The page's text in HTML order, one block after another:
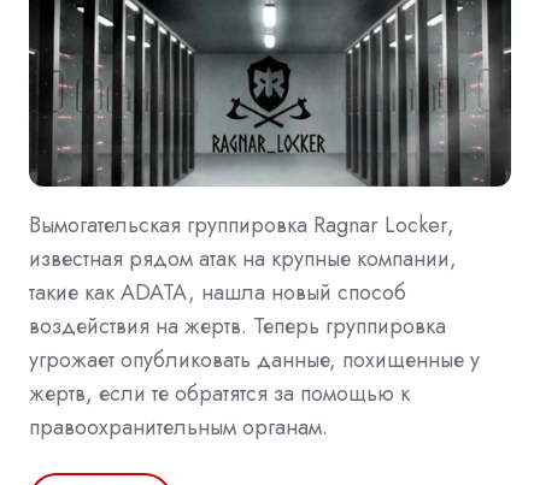
Вымогательская группировка Ragnar Locker,
известная рядом атак на крупные компании,
такие как ADATA, нашла новый способ
воздействия на жертв. Теперь группировка
угрожает опубликовать данные, похищенные у
жертв, если те обратятся за помощью к
правоохранительным органам.